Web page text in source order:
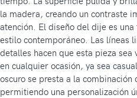
la madera, creando un contraste
atención. El diseño del dije es
estilo contemporáneo. Las líneas
detalles hacen que esta pieza
en cualquier ocasión, ya sea
oscuro se presta a la combinación
permitiendo una personalización